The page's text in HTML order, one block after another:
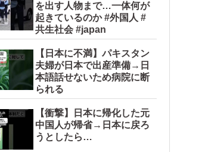
しか描けなくなってる」
を出す人物まで…一体何が
起きているのか #外国人 #
共生社会 #japan
【日本に不満】パキスタン
夫婦が日本で出産準備→日
本語話せないため病院に断
られる
【衝撃】日本に帰化した元
中国人が帰省→日本に戻ろ
うとしたら…